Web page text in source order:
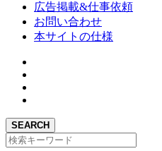
広告掲載&仕事依頼
お問い合わせ
本サイトの仕様
SEARCH